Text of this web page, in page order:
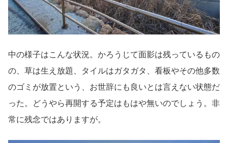
中の様子はこんな状況。かろうじて面影は残っているもの
の、草は生え放題、タイルはガタガタ、看板やその他多数
のゴミが放置という、お世辞にも良いとは言えない状態だ
った。どうやら再開する予定はもはや無いのでしょう。非
常に残念ではありますが。